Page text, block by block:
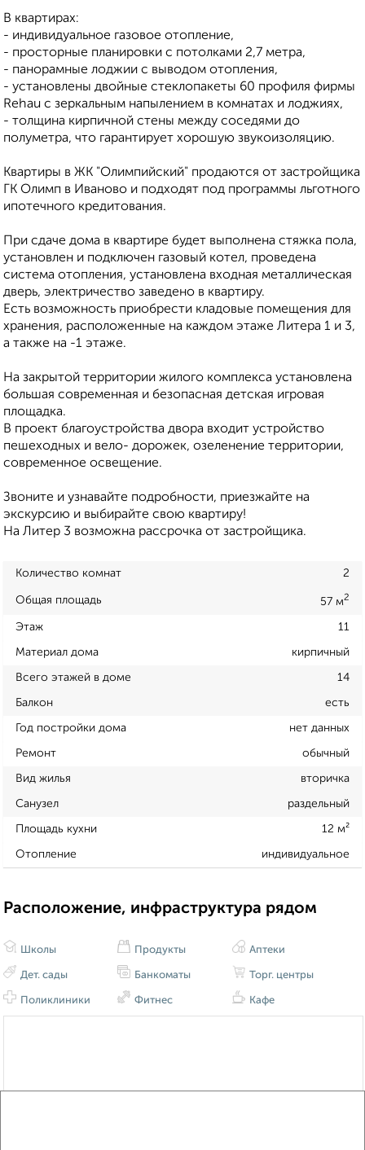
В квартирах:
- индивидуальное газовое отопление,
- просторные планировки с потолками 2,7 метра,
- панорамные лоджии с выводом отопления,
- установлены двойные стеклопакеты 60 профиля фирмы
Rehau с зеркальным напылением в комнатах и лоджиях,
- толщина кирпичной стены между соседями до
полуметра, что гарантирует хорошую звукоизоляцию.
Квартиры в ЖК "Олимпийский" продаются от застройщика
ГК Олимп в Иваново и подходят под программы льготного
ипотечного кредитования.
При сдаче дома в квартире будет выполнена стяжка пола,
установлен и подключен газовый котел, проведена
система отопления, установлена входная металлическая
дверь, электричество заведено в квартиру.
Есть возможность приобрести кладовые помещения для
хранения, расположенные на каждом этаже Литера 1 и 3,
а также на -1 этаже.
На закрытой территории жилого комплекса установлена
большая современная и безопасная детская игровая
площадка.
В проект благоустройства двора входит устройство
пешеходных и вело- дорожек, озеленение территории,
современное освещение.
Звоните и узнавайте подробности, приезжайте на
экскурсию и выбирайте свою квартиру!
На Литер 3 возможна рассрочка от застройщика.
Количество комнат 2
Общая площадь 57 м2
Этаж 11
Материал дома кирпичный
Всего этажей в доме 14
Балкон есть
Год постройки дома нет данных
Ремонт обычный
Вид жилья вторичка
Санузел раздельный
Площадь кухни 12 м²
Отопление индивидуальное
Расположение, инфраструктура рядом
Школы
Дет. сады
Поликлиники
Продукты
Банкоматы
Фитнес
Аптеки
Торг. центры
Кафе